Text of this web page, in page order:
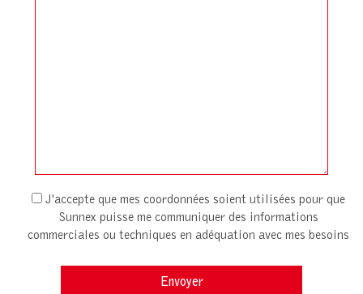
J'accepte que mes coordonnées soient utilisées pour que
Sunnex puisse me communiquer des informations
commerciales ou techniques en adéquation avec mes besoins